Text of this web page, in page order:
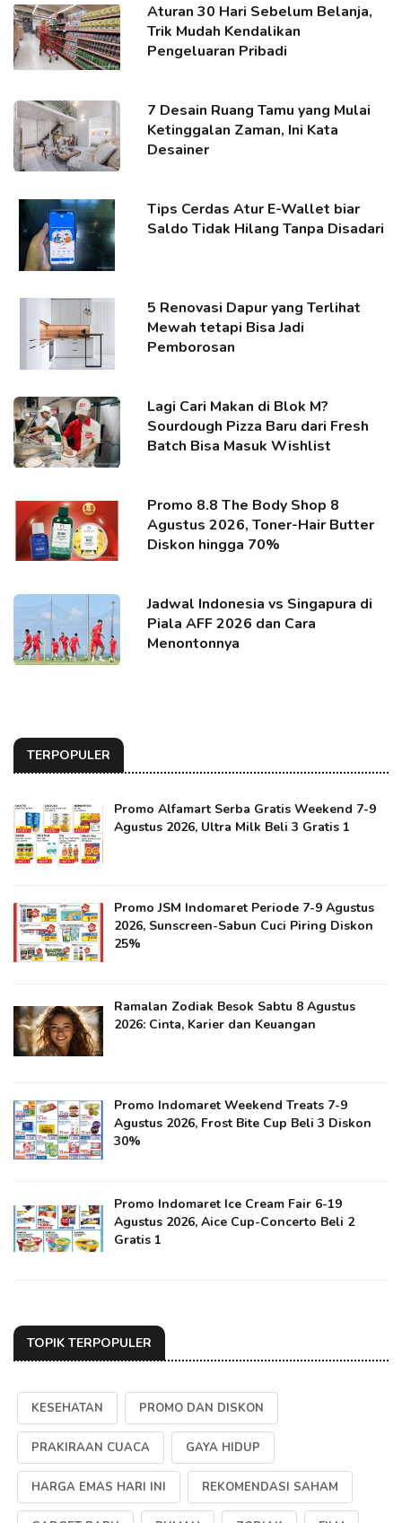
Aturan 30 Hari Sebelum Belanja,
Trik Mudah Kendalikan
Pengeluaran Pribadi
7 Desain Ruang Tamu yang Mulai
Ketinggalan Zaman, Ini Kata
Desainer
Tips Cerdas Atur E-Wallet biar
Saldo Tidak Hilang Tanpa Disadari
5 Renovasi Dapur yang Terlihat
Mewah tetapi Bisa Jadi
Pemborosan
Lagi Cari Makan di Blok M?
Sourdough Pizza Baru dari Fresh
Batch Bisa Masuk Wishlist
Promo 8.8 The Body Shop 8
Agustus 2026, Toner-Hair Butter
Diskon hingga 70%
Jadwal Indonesia vs Singapura di
Piala AFF 2026 dan Cara
Menontonnya
TERPOPULER
Promo Alfamart Serba Gratis Weekend 7-9
Agustus 2026, Ultra Milk Beli 3 Gratis 1
Promo JSM Indomaret Periode 7-9 Agustus
2026, Sunscreen-Sabun Cuci Piring Diskon
25%
Ramalan Zodiak Besok Sabtu 8 Agustus
2026: Cinta, Karier dan Keuangan
Promo Indomaret Weekend Treats 7-9
Agustus 2026, Frost Bite Cup Beli 3 Diskon
30%
Promo Indomaret Ice Cream Fair 6-19
Agustus 2026, Aice Cup-Concerto Beli 2
Gratis 1
TOPIK TERPOPULER
KESEHATAN PROMO DAN DISKON
PRAKIRAAN CUACA GAYA HIDUP
HARGA EMAS HARI INI REKOMENDASI SAHAM